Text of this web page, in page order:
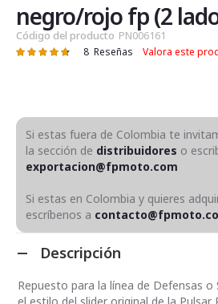
de
imágenes
negro/rojo fp (2
Código del producto PN006161
Valoración: 8 Reseñas Valora este
Si estas fuera de Colombia te
la sección de distribuidores o
exportacion@fpmoto.com
Si estas en Colombia y quieres
escríbenos a
Descripción
Repuesto para la línea de Defensas o